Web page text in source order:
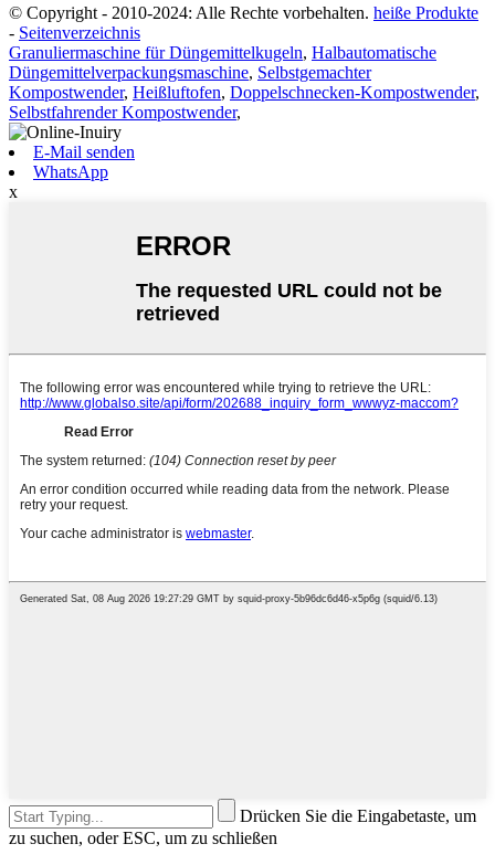
© Copyright - 2010-2024: Alle Rechte vorbehalten. heiße Produkte
- Seitenverzeichnis
Granuliermaschine für Düngemittelkugeln, Halbautomatische
Düngemittelverpackungsmaschine, Selbstgemachter
Kompostwender, Heißluftofen, Doppelschnecken-Kompostwender,
Selbstfahrender Kompostwender,
E-Mail senden
WhatsApp
x
Drücken Sie die Eingabetaste, um
zu suchen, oder ESC, um zu schließen